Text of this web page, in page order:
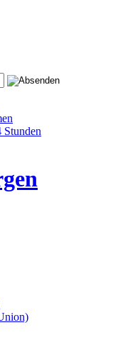
Stunden